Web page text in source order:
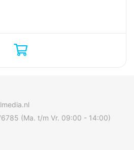
(Ma. t/m Vr. 09:00 - 14:00)